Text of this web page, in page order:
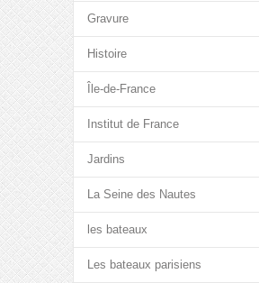
Gravure
Histoire
Île-de-France
Institut de France
Jardins
La Seine des Nautes
les bateaux
Les bateaux parisiens